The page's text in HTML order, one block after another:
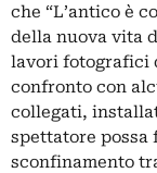
che “L’antico è
della nuova vita
lavori fotografici
confronto con
collegati,
spettatore possa
sconfinamento